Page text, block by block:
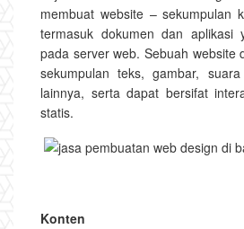
membuat website – sekumpulan
termasuk dokumen dan aplikasi
pada server web. Sebuah website
sekumpulan teks, gambar,
lainnya, serta dapat bersifat
statis.
Konten